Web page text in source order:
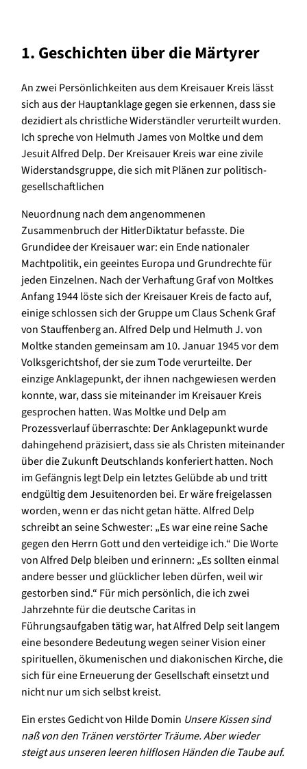
1. Geschichten über die Märtyrer
An zwei Persönlichkeiten aus dem Kreisauer Kreis lässt
sich aus der Hauptanklage gegen sie erkennen, dass sie
dezidiert als christliche Widerständler verurteilt wurden.
Ich spreche von Helmuth James von Moltke und dem
Jesuit Alfred Delp. Der Kreisauer Kreis war eine zivile
Widerstandsgruppe, die sich mit Plänen zur politisch-
gesellschaftlichen
Neuordnung nach dem angenommenen
Zusammenbruch der HitlerDiktatur befasste. Die
Grundidee der Kreisauer war: ein Ende nationaler
Machtpolitik, ein geeintes Europa und Grundrechte für
jeden Einzelnen. Nach der Verhaftung Graf von Moltkes
Anfang 1944 löste sich der Kreisauer Kreis de facto auf,
einige schlossen sich der Gruppe um Claus Schenk Graf
von Stauffenberg an. Alfred Delp und Helmuth J. von
Moltke standen gemeinsam am 10. Januar 1945 vor dem
Volksgerichtshof, der sie zum Tode verurteilte. Der
einzige Anklagepunkt, der ihnen nachgewiesen werden
konnte, war, dass sie miteinander im Kreisauer Kreis
gesprochen hatten. Was Moltke und Delp am
Prozessverlauf überraschte: Der Anklagepunkt wurde
dahingehend präzisiert, dass sie als Christen miteinander
über die Zukunft Deutschlands konferiert hatten. Noch
im Gefängnis legt Delp ein letztes Gelübde ab und tritt
endgültig dem Jesuitenorden bei. Er wäre freigelassen
worden, wenn er das nicht getan hätte. Alfred Delp
schreibt an seine Schwester: „Es war eine reine Sache
gegen den Herrn Gott und den verteidige ich.“ Die Worte
von Alfred Delp bleiben und erinnern: „Es sollten einmal
andere besser und glücklicher leben dürfen, weil wir
gestorben sind.“ Für mich persönlich, die ich zwei
Jahrzehnte für die deutsche Caritas in
Führungsaufgaben tätig war, hat Alfred Delp seit langem
eine besondere Bedeutung wegen seiner Vision einer
spirituellen, ökumenischen und diakonischen Kirche, die
sich für eine Erneuerung der Gesellschaft einsetzt und
nicht nur um sich selbst kreist.
Ein erstes Gedicht von Hilde Domin Unsere Kissen sind
naß von den Tränen verstörter Träume. Aber wieder
steigt aus unseren leeren hilflosen Händen die Taube auf.